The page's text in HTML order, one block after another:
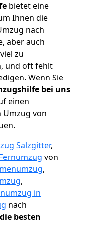
bietet eine
Ihnen die
nach
aber auch
zu
und oft fehlt
Wenn Sie
bei uns
einen
Umzug von
Salzgitter,
Fernumzug von
,
,
in
nach
besten